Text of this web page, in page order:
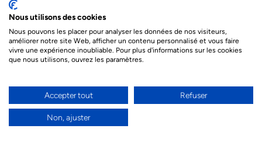
DEMANDER UN DEVIS
Le prix indiqué ci-dessous est à titre informatif. Les prix
dépendent de différents facteurs. Le prix final de votre séjour
sera celui proposé par nos conseillers
Besoin d’un conseil par téléphone ?
Nos conseillers sont à votre écoute par téléphone
pour donner vie à votre projet de voyage et
Nous utilisons des cookies
Nous pouvons les placer pour analyser les données de nos visiteurs,
améliorer notre site Web, afficher un contenu personnalisé et vous faire
vivre une expérience inoubliable. Pour plus d'informations sur les cookies
que nous utilisons, ouvrez les paramètres.
Accepter tout Refuser
Non, ajuster